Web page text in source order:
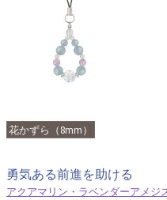
花かずら（8mm）
勇気ある前進を助ける
アクアマリン・ラベンダーアメジ